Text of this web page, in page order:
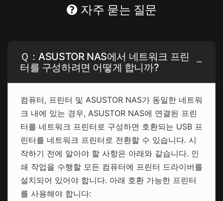
자주 묻는 질문
Ｑ：ASUSTOR NAS에서 네트워크 프린
터를 구성하려면 어떻게 합니까?
컴퓨터, 프린터 및 ASUSTOR NAS가 동일한 네트워
크 내에 있는 경우, ASUSTOR NAS에 연결된 프린
터를 네트워크 프린터로 구성하면 호환되는 USB 프
린터를 네트워크 프린터로 전환할 수 있습니다. 시
작하기 전에 알아야 할 사항은 아래와 같습니다. 인
쇄 작업을 수행할 모든 컴퓨터에 프린터 드라이버를
설치되어 있어야 합니다. 아래 호환 가능한 프린터
를 사용해야 합니다: